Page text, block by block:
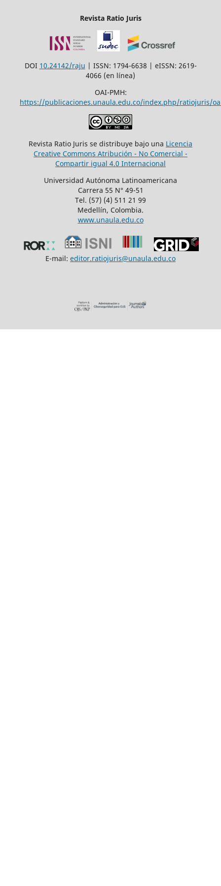
Revista Ratio Juris
DOI 10.24142/raju | ISSN: 1794-6638 | eISSN: 2619-
4066 (en línea)
OAI-PMH:
https://publicaciones.unaula.edu.co/index.php/ratiojuris/
Revista Ratio Juris se distribuye bajo una Licencia
Creative Commons Atribución - No Comercial -
Compartir igual 4.0 Internacional
Universidad Autónoma Latinoamericana
Carrera 55 N° 49-51
Tel. (57) (4) 511 21 99
Medellín, Colombia.
www.unaula.edu.co
E-mail: editor.ratiojuris@unaula.edu.co